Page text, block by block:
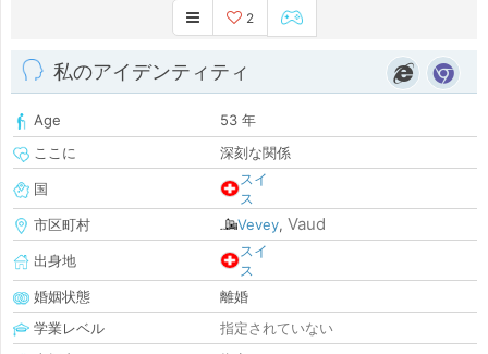
2
私のアイデンティティ
Age
53 年
ここに
深刻な関係
国
スイ
ス
市区町村
Vevey, Vaud
出身地
スイ
ス
婚姻状態
離婚
学業レベル
指定されていない